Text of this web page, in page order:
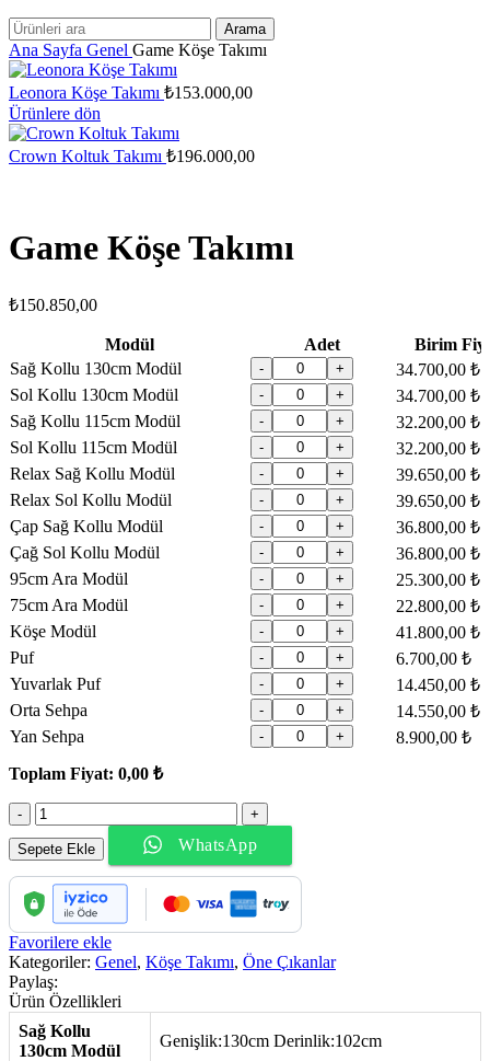
Arama
Ana Sayfa Genel Game Köşe Takımı
Leonora Köşe Takımı ₺153.000,00
Ürünlere dön
Crown Koltuk Takımı ₺196.000,00
Game Köşe Takımı
₺150.850,00
Modül Adet
Birim
Sağ Kollu 130cm Modül
- +
34.700,00 ₺
Sol Kollu 130cm Modül
- +
34.700,00 ₺
Sağ Kollu 115cm Modül
- +
32.200,00 ₺
Sol Kollu 115cm Modül
- +
32.200,00 ₺
Relax Sağ Kollu Modül
- +
39.650,00 ₺
Relax Sol Kollu Modül
- +
39.650,00 ₺
Çap Sağ Kollu Modül
- +
36.800,00 ₺
Çağ Sol Kollu Modül
- +
36.800,00 ₺
95cm Ara Modül
- +
25.300,00 ₺
75cm Ara Modül
- +
22.800,00 ₺
Köşe Modül
- +
41.800,00 ₺
Puf
- +
6.700,00 ₺
Yuvarlak Puf
- +
14.450,00 ₺
Orta Sehpa
- +
14.550,00 ₺
Yan Sehpa
- +
8.900,00 ₺
Toplam Fiyat: 0,00 ₺
Game
Köşe
Takımı
Sepete Ekle WhatsApp
Favorilere ekle
Kategoriler: Genel, Köşe Takımı, Öne Çıkanlar
Paylaş:
Ürün Özellikleri
Sağ Kollu
130cm Modül
Genişlik:130cm Derinlik:102cm